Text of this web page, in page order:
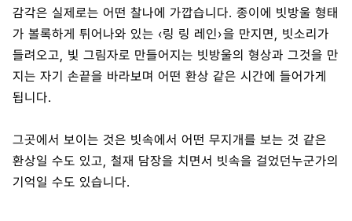
감각은 실제로는 어떤 찰나에 가깝습니다. 종이에 빗방울 형태
가 볼록하게 튀어나와 있는 ‹링 링 레인›을 만지면, 빗소리가
들려오고, 빛 그림자로 만들어지는 빗방울의 형상과 그것을 만
지는 자기 손끝을 바라보며 어떤 환상 같은 시간에 들어가게
됩니다.
그곳에서 보이는 것은 빗속에서 어떤 무지개를 보는 것 같은
환상일 수도 있고, 철재 담장을 치면서 빗속을 걸었던누군가의
기억일 수도 있습니다.